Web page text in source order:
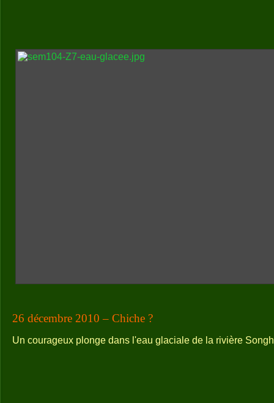
26 décembre 2010 – Chiche ?
Un courageux plonge dans l'eau glaciale de la rivière